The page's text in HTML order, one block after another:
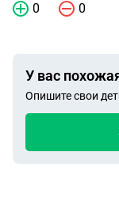
0 0
У вас
Опишите свои